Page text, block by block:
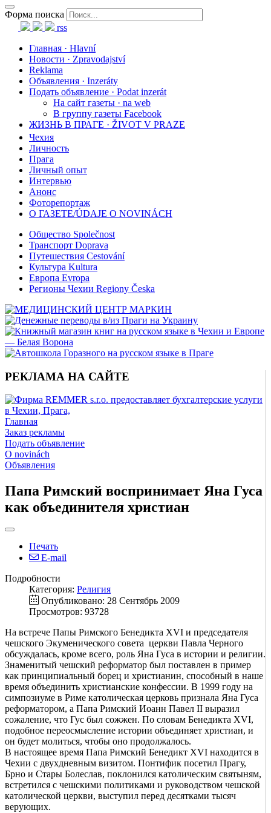
Форма поиска
rss
Главная · Hlavní
Новости · Zpravodajství
Reklama
Объявления · Inzeráty
Подать объявление · Podat inzerát
На сайт газеты · na web
В группу газеты Facebook
ЖИЗНЬ В ПРАГЕ · ŽIVOT V PRAZE
Чехия
Личность
Прага
Личный опыт
Интервью
Анонс
Фоторепортаж
О ГАЗЕТЕ/ÚDAJE O NOVINÁCH
Общество Společnost
Транспорт Doprava
Путешествия Cestování
Культура Kultura
Европа Evropa
Регионы Чехии Regiony Česka
РЕКЛАМА НА САЙТЕ
Главная
Заказ рекламы
Подать объявление
O novinách
Объявления
Папа Римский воспринимает Яна Гуса
как объединителя христиан
Печать
E-mail
Подробности
Категория: Религия
Опубликовано: 28 Сентябрь 2009
Просмотров: 93728
На встрече Папы Римского Бенедикта XVI и председателя
чешского Экуменического совета церкви Павла Черного
обсуждалась, кроме всего, роль Яна Гуса в истории и религии.
Знаменитый чешский реформатор был поставлен в пример
как принципиальный борец и христианин, способный в наше
время объединить христианские конфессии. В 1999 году на
симпозиуме в Риме католическая церковь признала Яна Гуса
реформатором, а Папа Римский Иоанн Павел II выразил
сожаление, что Гус был сожжен. По словам Бенедикта XVI,
подобное переосмысление истории объединяет христиан, и
он будет молиться, чтобы оно продолжалось.
В настоящее время Папа Римский Бенедикт XVI находится в
Чехии с двухдневным визитом. Понтифик посетил Прагу,
Брно и Стары Болеслав, поклонился католическим святыням,
встретился с чешскими политиками и руководством чешской
католической церкви, выступил перед десятками тысяч
верующих.